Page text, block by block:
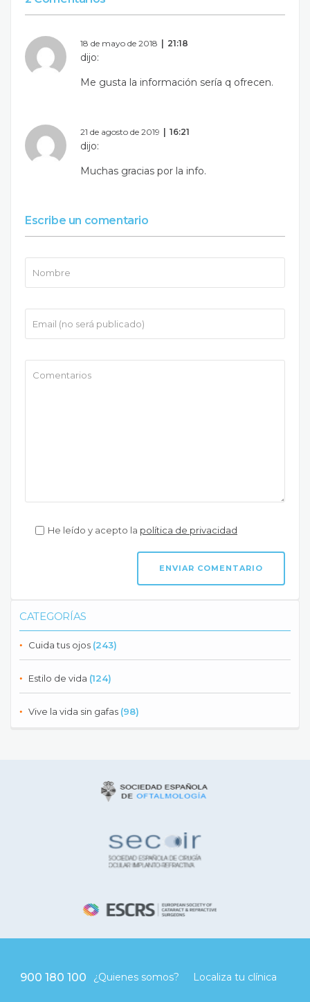
18 de mayo de 2018 21:18
dijo:
Me gusta la información sería q ofrecen.
21 de agosto de 2019 16:21
dijo:
Muchas gracias por la info.
Escribe un comentario
He leído y acepto la política de privacidad
CATEGORÍAS
Cuida tus ojos (243)
Estilo de vida (124)
Vive la vida sin gafas (98)
900 180 100 ¿Quienes somos? Localiza tu clínica